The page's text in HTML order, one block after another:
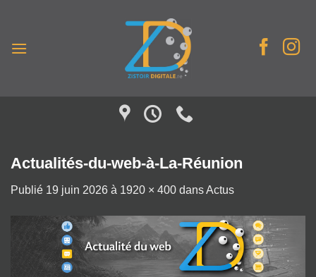
contenu
Actualités-du-web-à-La-Réunion
Publié 19 juin 2026 à 1920 × 400 dansActus